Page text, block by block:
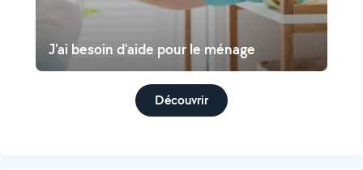
J'ai besoin d'aide pour le ménage
Découvrir